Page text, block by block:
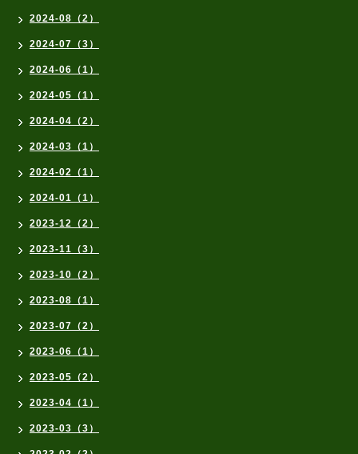
2024-08（2）
2024-07（3）
2024-06（1）
2024-05（1）
2024-04（2）
2024-03（1）
2024-02（1）
2024-01（1）
2023-12（2）
2023-11（3）
2023-10（2）
2023-08（1）
2023-07（2）
2023-06（1）
2023-05（2）
2023-04（1）
2023-03（3）